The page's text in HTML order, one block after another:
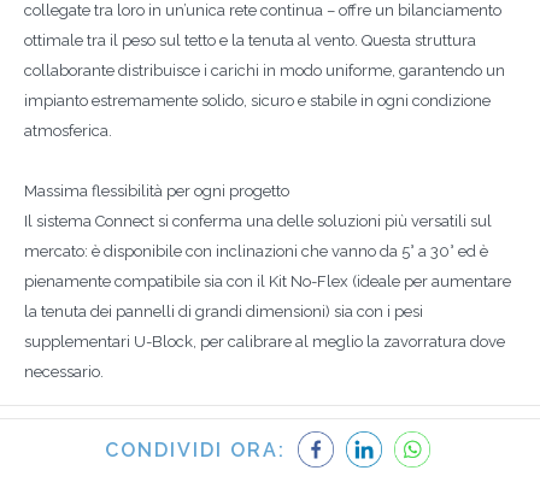
collegate tra loro in un’unica rete continua – offre un bilanciamento
ottimale tra il peso sul tetto e la tenuta al vento. Questa struttura
collaborante distribuisce i carichi in modo uniforme, garantendo un
impianto estremamente solido, sicuro e stabile in ogni condizione
atmosferica.
Massima flessibilità per ogni progetto
Il sistema Connect si conferma una delle soluzioni più versatili sul
mercato: è disponibile con inclinazioni che vanno da 5° a 30° ed è
pienamente compatibile sia con il Kit No-Flex (ideale per aumentare
la tenuta dei pannelli di grandi dimensioni) sia con i pesi
supplementari U-Block, per calibrare al meglio la zavorratura dove
necessario.
CONDIVIDI ORA: